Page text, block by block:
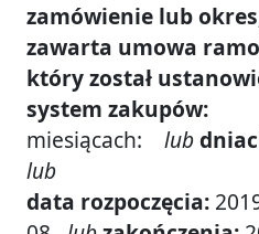
zamówienie lub
zawarta umowa
który został
system zakupów:
miesiącach:
lub
lub
data rozpoczęcia: